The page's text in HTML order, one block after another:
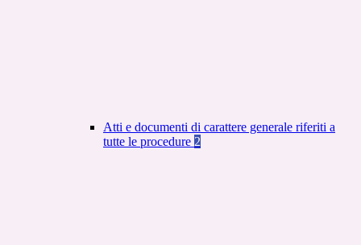
Atti e documenti di carattere generale riferiti a
tutte le procedure 2